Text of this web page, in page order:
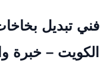
الكويت – خبرة